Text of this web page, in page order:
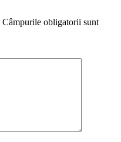
Câmpurile obligatorii sunt